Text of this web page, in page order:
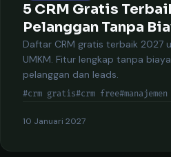
5 CRM Gratis
Pelanggan Tanpa
Daftar CRM gratis terbaik 2027
UMKM. Fitur lengkap tanpa
pelanggan dan leads.
#crm gratis#crm free
10 Januari 2027